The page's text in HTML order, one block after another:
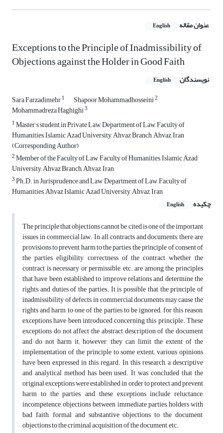
عنوان مقاله English
Exceptions to the Principle of Inadmissibility of
Objections against the Holder in Good Faith
نویسندگان English
Sara Farzadimehr1 Shapoor Mohammadhosseini2
Mohammadreza Haghighi3
1Master's student in Private Law, Department of Law, Faculty of
Humanities, Islamic Azad University, Ahvaz Branch, Ahvaz, Iran
(Corresponding Author)
2Member of the Faculty of Law, Faculty of Humanities, Islamic Azad
University, Ahvaz Branch, Ahvaz, Iran
3Ph.D. in Jurisprudence and Law, Department of Law, Faculty of
Humanities, Ahvaz Islamic Azad University, Ahvaz, Iran
چکیده
English
The principle that objections cannot be cited is one of the important
issues in commercial law. In all contracts and documents, there are
provisions to prevent harm to the parties, the principle of consent of
the parties, eligibility, correctness of the contract, whether the
contract is necessary or permissible, etc. are among the principles
that have been established to improve relations and determine the
rights and duties of the parties. It is possible that the principle of
inadmissibility of defects in commercial documents may cause the
rights and harm to one of the parties to be ignored; for this reason,
exceptions have been introduced concerning this principle. These
exceptions do not affect the abstract description of the document
and do not harm it; however, they can limit the extent of the
implementation of the principle to some extent; various opinions
have been expressed in this regard. In this research, a descriptive
and analytical method has been used. It was concluded that the
original exceptions were established in order to protect and prevent
harm to the parties, and these exceptions include reluctance,
incompetence, objections between immediate parties, holders with
bad faith, formal and substantive objections to the document,
objections to the criminal acquisition of the document, etc.